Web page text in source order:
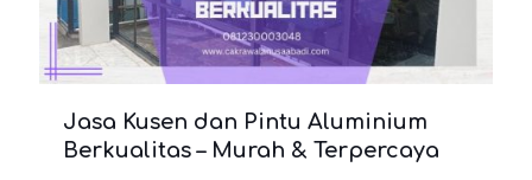
Jasa Kusen dan Pintu Aluminium
Berkualitas – Murah & Terpercaya